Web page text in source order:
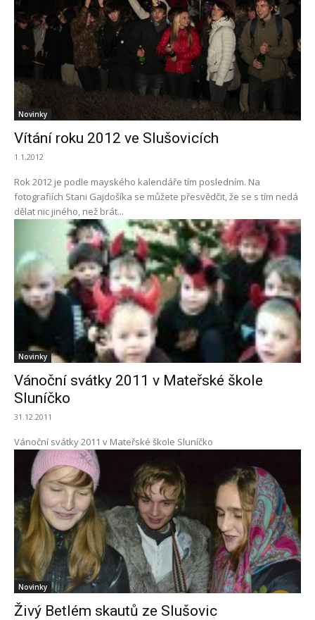
Novinky
Vítání roku 2012 ve Slušovicích
1.1.2012
Rok 2012 je podle mayského kalendáře tím posledním. Na
fotografiích Stani Gajdošíka se můžete přesvědčit, že se s tím nedá
dělat nic jiného, než brát...
Novinky
Vánoční svátky 2011 v Mateřské škole
Sluníčko
31.12.2011
Vánoční svátky 2011 v Mateřské škole Sluníčko
Novinky
Živý Betlém skautů ze Slušovic